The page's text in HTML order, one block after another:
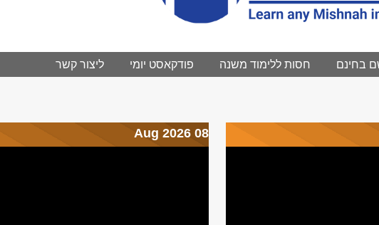
בחינם חסות ללימוד משנה פודקאסט יומי ליצור קשר
08 Aug 2026